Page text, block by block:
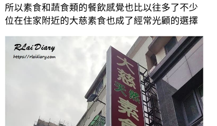
所以素食和蔬食類的餐飲感覺也比以往多了不少
位在住家附近的大慈素食也成了經常光顧的選擇